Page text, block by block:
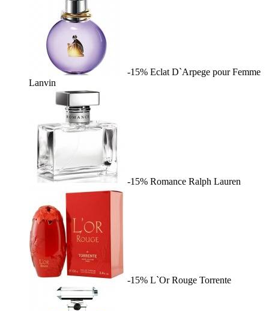
-15% Eclat D`Arpege pour Femme
Lanvin
-15% Romance Ralph Lauren
-15% L`Or Rouge Torrente